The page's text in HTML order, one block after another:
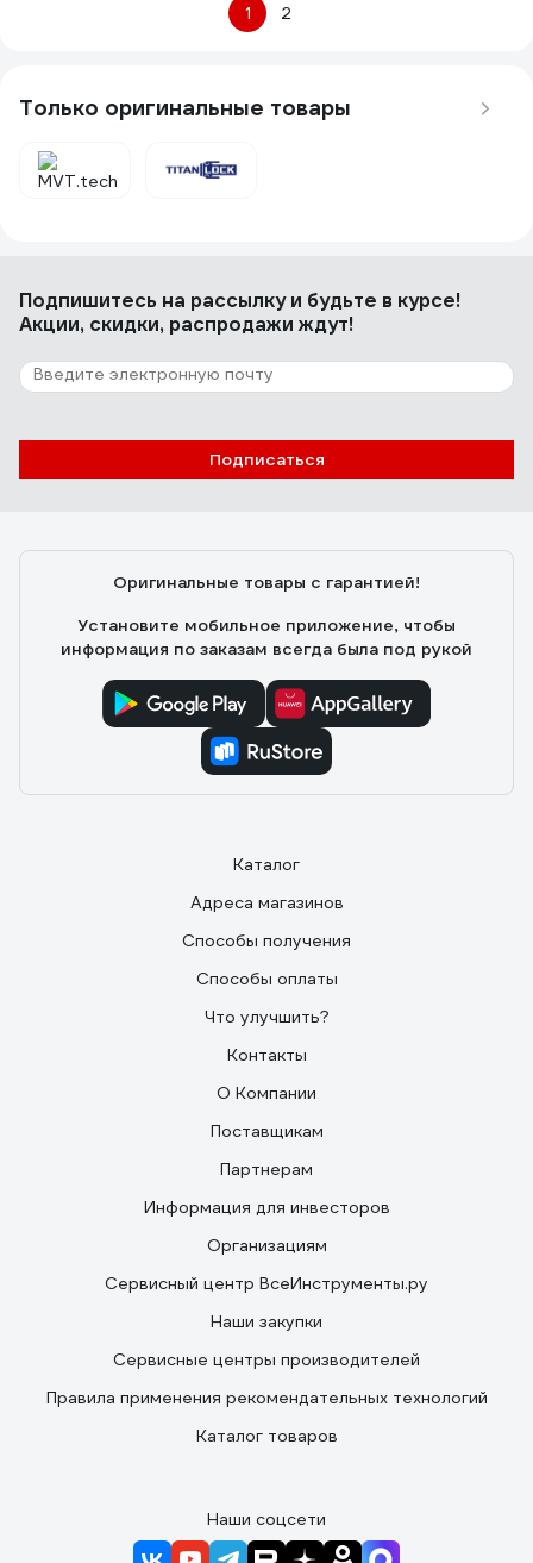
1 2
Только оригинальные товары
Подпишитесь на рассылкуи будьте в курсе!
Акции, скидки, распродажи ждут!
Подписаться
Оригинальные товары с гарантией!
Установите мобильное приложение, чтобы
информация по заказам всегда была под рукой
Каталог
Адреса магазинов
Способы получения
Способы оплаты
Что улучшить?
Контакты
О Компании
Поставщикам
Партнерам
Информация для инвесторов
Организациям
Сервисный центр ВсеИнструменты.ру
Наши закупки
Сервисные центры производителей
Правила применения рекомендательных технологий
Каталог товаров
Наши соцсети